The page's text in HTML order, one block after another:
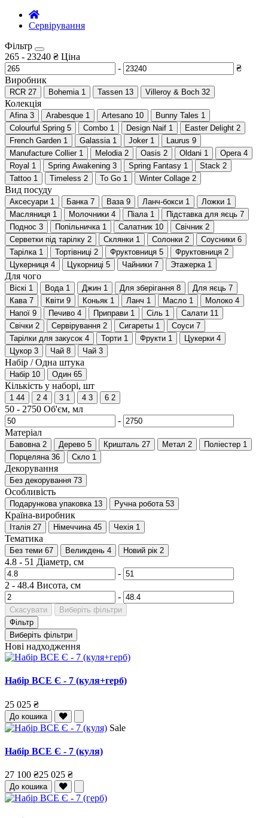
Сервірування
Фільтр
265 - 23240 ₴ Ціна
-
₴
Виробник
RCR 27 Bohemia 1 Tassen 13 Villeroy & Boch 32
Колекція
Afina 3 Arabesque 1 Artesano 10 Bunny Tales 1
Colourful Spring 5 Combo 1 Design Naif 1 Easter Delight 2
French Garden 1 Galassia 1 Joker 1 Laurus 9
Manufacture Collier 1 Melodia 2 Oasis 2 Oldani 1 Opera 4
Royal 1 Spring Awakening 3 Spring Fantasy 1 Stack 2
Tattoo 1 Timeless 2 To Go 1 Winter Collage 2
Вид посуду
Аксесуари 1 Банка 7 Ваза 9 Ланч-бокси 1 Ложки 1
Масляниця 1 Молочники 4 Піала 1 Підставка для яєць 7
Поднос 3 Попільничка 1 Салатник 10 Свічник 2
Серветки під тарілку 2 Склянки 1 Солонки 2 Соусники 6
Тарілка 1 Тортівниці 2 Фруктовниця 5 Фруктовниця 2
Цукерниця 4 Цукорниці 5 Чайники 7 Этажерка 1
Для чого
Віскі 1 Вода 1 Джин 1 Для зберігання 8 Для яєць 7
Кава 7 Квіти 9 Коньяк 1 Ланч 1 Масло 1 Молоко 4
Напої 9 Печиво 4 Приправи 1 Сіль 1 Салати 11
Свічки 2 Сервірування 2 Сигареты 1 Соуси 7
Тарілки для закусок 4 Торти 1 Фрукти 1 Цукерки 4
Цукор 3 Чай 8 Чай 3
Набір / Одна штука
Набір 10 Один 65
Кількість у наборі, шт
1 44 2 4 3 1 4 3 6 2
50 - 2750 Об'єм, мл
-
Матеріал
Бавовна 2 Дерево 5 Кришталь 27 Метал 2 Поліестер 1
Порцеляна 36 Скло 1
Декорування
Без декорування 73
Особливість
Подарункова упаковка 13 Ручна робота 53
Країна-виробник
Італія 27 Німеччина 45 Чехія 1
Тематика
Без теми 67 Великдень 4 Новий рік 2
4.8 - 51 Діаметр, см
-
2 - 48.4 Висота, см
-
Скасувати
Виберіть фільтри
Фільтр
Виберіть фільтри
Нові надходження
Набір ВСЕ Є - 7 (куля+герб)
25 025 ₴
До кошика
Sale
Набір ВСЕ Є - 7 (куля)
27 100 ₴25 025 ₴
До кошика